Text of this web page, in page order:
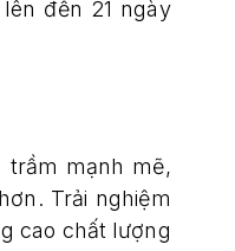
đến 21 ngày
trầm mạnh mẽ,
Trải nghiệm
cao chất lượng